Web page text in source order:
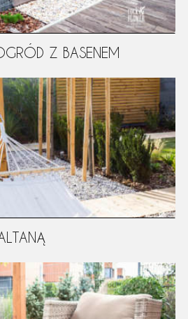
Z BASENEM